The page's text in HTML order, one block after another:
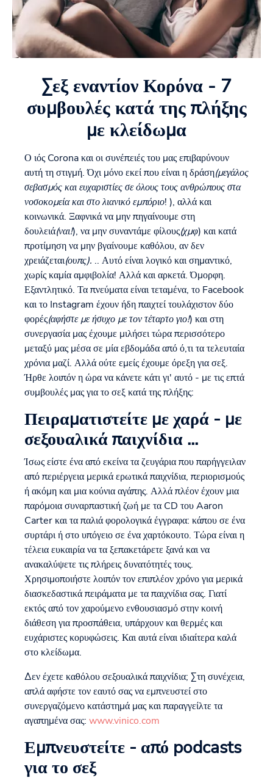
Σεξ εναντίον Κορόνα - 7
συμβουλές κατά της πλήξης
με κλείδωμα
Ο ιός Corona και οι συνέπειές του μας επιβαρύνουν
αυτή τη στιγμή. Όχι μόνο εκεί που είναι η δράση(μεγάλος
σεβασμός και ευχαριστίες σε όλους τους ανθρώπους στα
νοσοκομεία και στο λιανικό εμπόριο! ), αλλά και
κοινωνικά. Ξαφνικά να μην πηγαίνουμε στη
δουλειά(ναι!), να μην συναντάμε φίλους(χμφ) και κατά
προτίμηση να μην βγαίνουμε καθόλου, αν δεν
χρειάζεται(ουπς). .. Αυτό είναι λογικό και σημαντικό,
χωρίς καμία αμφιβολία! Αλλά και αρκετά. Όμορφη.
Εξαντλητικό. Τα πνεύματα είναι τεταμένα, το Facebook
και το Instagram έχουν ήδη παιχτεί τουλάχιστον δύο
φορές(αφήστε με ήσυχο με τον τέταρτο γιο!) και στη
συνεργασία μας έχουμε μιλήσει τώρα περισσότερο
μεταξύ μας μέσα σε μία εβδομάδα από ό,τι τα τελευταία
χρόνια μαζί. Αλλά ούτε εμείς έχουμε όρεξη για σεξ.
Ήρθε λοιπόν η ώρα να κάνετε κάτι γι' αυτό - με τις επτά
συμβουλές μας για το σεξ κατά της πλήξης:
Πειραματιστείτε με χαρά - με
σεξουαλικά παιχνίδια ...
Ίσως είστε ένα από εκείνα τα ζευγάρια που παρήγγειλαν
από περιέργεια μερικά ερωτικά παιχνίδια, περιορισμούς
ή ακόμη και μια κούνια αγάπης. Αλλά πλέον έχουν μια
παρόμοια συναρπαστική ζωή με τα CD του Aaron
Carter και τα παλιά φορολογικά έγγραφα: κάπου σε ένα
συρτάρι ή στο υπόγειο σε ένα χαρτόκουτο. Τώρα είναι η
τέλεια ευκαιρία να τα ξεπακετάρετε ξανά και να
ανακαλύψετε τις πλήρεις δυνατότητές τους.
Χρησιμοποιήστε λοιπόν τον επιπλέον χρόνο για μερικά
διασκεδαστικά πειράματα με τα παιχνίδια σας. Γιατί
εκτός από τον χαρούμενο ενθουσιασμό στην κοινή
διάθεση για προσπάθεια, υπάρχουν και θερμές και
ευχάριστες κορυφώσεις. Και αυτά είναι ιδιαίτερα καλά
στο κλείδωμα.
Δεν έχετε καθόλου σεξουαλικά παιχνίδια; Στη συνέχεια,
απλά αφήστε τον εαυτό σας να εμπνευστεί στο
συνεργαζόμενο κατάστημά μας και παραγγείλτε τα
αγαπημένα σας: www.vinico.com
Εμπνευστείτε - από podcasts
για το σεξ